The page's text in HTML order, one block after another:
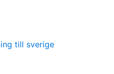
till sverige